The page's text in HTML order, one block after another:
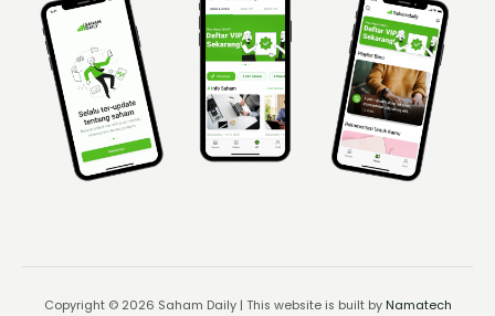
Copyright © 2026 Saham Daily | This website is built by Namatech